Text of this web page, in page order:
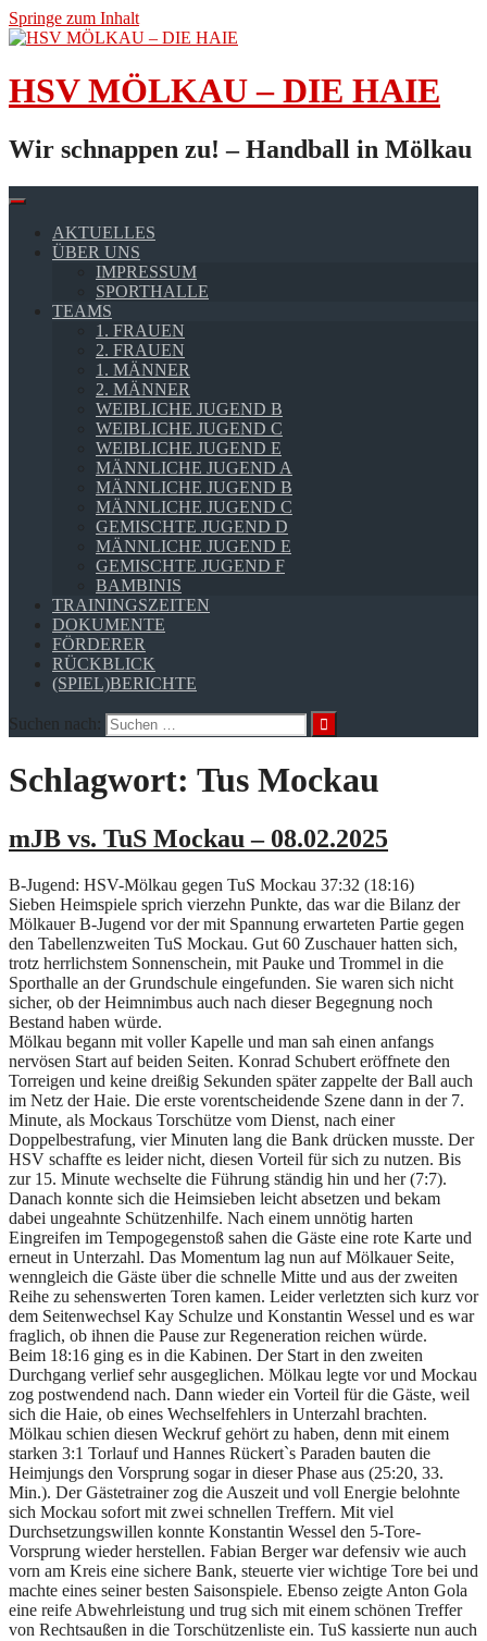
Springe zum Inhalt
HSV MÖLKAU – DIE HAIE
Wir schnappen zu! – Handball in Mölkau
AKTUELLES
ÜBER UNS
IMPRESSUM
SPORTHALLE
TEAMS
1. FRAUEN
2. FRAUEN
1. MÄNNER
2. MÄNNER
WEIBLICHE JUGEND B
WEIBLICHE JUGEND C
WEIBLICHE JUGEND E
MÄNNLICHE JUGEND A
MÄNNLICHE JUGEND B
MÄNNLICHE JUGEND C
GEMISCHTE JUGEND D
MÄNNLICHE JUGEND E
GEMISCHTE JUGEND F
BAMBINIS
TRAININGSZEITEN
DOKUMENTE
FÖRDERER
RÜCKBLICK
(SPIEL)BERICHTE
Suchen nach:
Schlagwort: Tus Mockau
mJB vs. TuS Mockau – 08.02.2025
B-Jugend: HSV-Mölkau gegen TuS Mockau 37:32 (18:16)
Sieben Heimspiele sprich vierzehn Punkte, das war die Bilanz der
Mölkauer B-Jugend vor der mit Spannung erwarteten Partie gegen
den Tabellenzweiten TuS Mockau. Gut 60 Zuschauer hatten sich,
trotz herrlichstem Sonnenschein, mit Pauke und Trommel in die
Sporthalle an der Grundschule eingefunden. Sie waren sich nicht
sicher, ob der Heimnimbus auch nach dieser Begegnung noch
Bestand haben würde.
Mölkau begann mit voller Kapelle und man sah einen anfangs
nervösen Start auf beiden Seiten. Konrad Schubert eröffnete den
Torreigen und keine dreißig Sekunden später zappelte der Ball auch
im Netz der Haie. Die erste vorentscheidende Szene dann in der 7.
Minute, als Mockaus Torschütze vom Dienst, nach einer
Doppelbestrafung, vier Minuten lang die Bank drücken musste. Der
HSV schaffte es leider nicht, diesen Vorteil für sich zu nutzen. Bis
zur 15. Minute wechselte die Führung ständig hin und her (7:7).
Danach konnte sich die Heimsieben leicht absetzen und bekam
dabei ungeahnte Schützenhilfe. Nach einem unnötig harten
Eingreifen im Tempogegenstoß sahen die Gäste eine rote Karte und
erneut in Unterzahl. Das Momentum lag nun auf Mölkauer Seite,
wenngleich die Gäste über die schnelle Mitte und aus der zweiten
Reihe zu sehenswerten Toren kamen. Leider verletzten sich kurz vor
dem Seitenwechsel Kay Schulze und Konstantin Wessel und es war
fraglich, ob ihnen die Pause zur Regeneration reichen würde.
Beim 18:16 ging es in die Kabinen. Der Start in den zweiten
Durchgang verlief sehr ausgeglichen. Mölkau legte vor und Mockau
zog postwendend nach. Dann wieder ein Vorteil für die Gäste, weil
sich die Haie, ob eines Wechselfehlers in Unterzahl brachten.
Mölkau schien diesen Weckruf gehört zu haben, denn mit einem
starken 3:1 Torlauf und Hannes Rückert`s Paraden bauten die
Heimjungs den Vorsprung sogar in dieser Phase aus (25:20, 33.
Min.). Der Gästetrainer zog die Auszeit und voll Energie belohnte
sich Mockau sofort mit zwei schnellen Treffern. Mit viel
Durchsetzungswillen konnte Konstantin Wessel den 5-Tore-
Vorsprung wieder herstellen. Fabian Berger war defensiv wie auch
vorn am Kreis eine sichere Bank, steuerte vier wichtige Tore bei und
machte eines seiner besten Saisonspiele. Ebenso zeigte Anton Gola
eine reife Abwehrleistung und trug sich mit einem schönen Treffer
von Rechtsaußen in die Torschützenliste ein. TuS kassierte nun auch